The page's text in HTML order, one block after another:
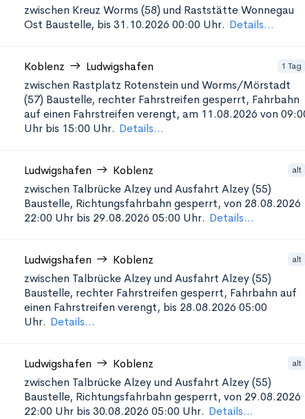
zwischen Kreuz Worms (58) und Raststätte Wonnegau
Ost Baustelle, bis 31.10.2026 00:00 Uhr. Details...
Koblenz Ludwigshafen 1 Tag
zwischen Rastplatz Rotenstein und Worms/Mörstadt
(57) Baustelle, rechter Fahrstreifen gesperrt, Fahrbahn
auf einen Fahrstreifen verengt, am 11.08.2026 von
Uhr bis 15:00 Uhr. Details...
Ludwigshafen Koblenz alt
zwischen Talbrücke Alzey und Ausfahrt Alzey (55)
Baustelle, Richtungsfahrbahn gesperrt, von 28.08.2026
22:00 Uhr bis 29.08.2026 05:00 Uhr. Details...
Ludwigshafen Koblenz alt
zwischen Talbrücke Alzey und Ausfahrt Alzey (55)
Baustelle, rechter Fahrstreifen gesperrt, Fahrbahn auf
einen Fahrstreifen verengt, bis 28.08.2026 05:00
Uhr. Details...
Ludwigshafen Koblenz alt
zwischen Talbrücke Alzey und Ausfahrt Alzey (55)
Baustelle, Richtungsfahrbahn gesperrt, von 29.08.2026
22:00 Uhr bis 30.08.2026 05:00 Uhr. Details...